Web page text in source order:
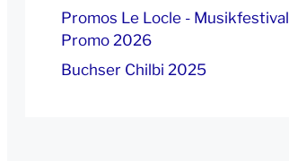
Promos Le Locle - Musikfestival
Promo 2026
Buchser Chilbi 2025